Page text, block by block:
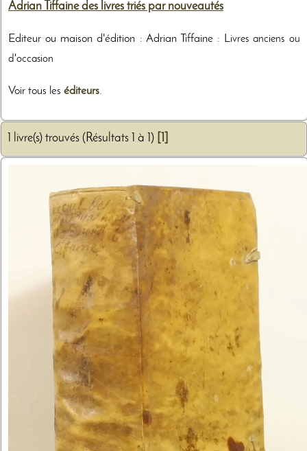
Adrian Tiffaine des livres triés par nouveautés
Editeur ou maison d'édition : Adrian Tiffaine : Livres anciens ou
d'occasion
Voir tous les éditeurs.
1 livre(s) trouvés (Résultats 1 à 1)